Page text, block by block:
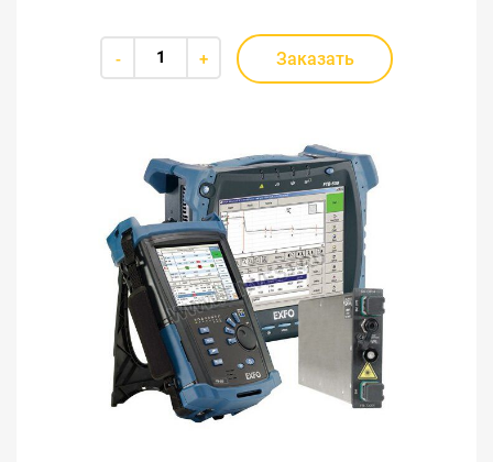
- + Заказать